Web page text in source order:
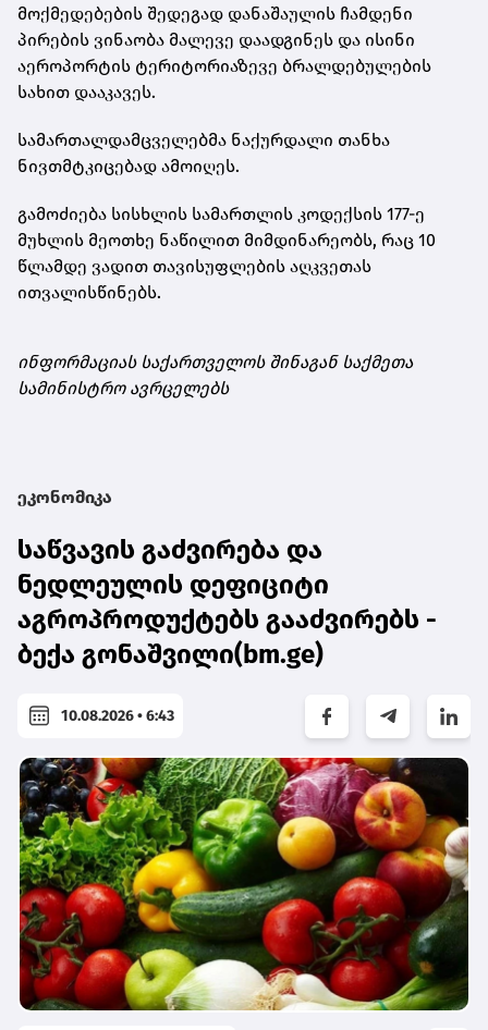
მოქმედებების შედეგად დანაშაულის ჩამდენი
პირების ვინაობა მალევე დაადგინეს და ისინი
აეროპორტის ტერიტორიაზევე ბრალდებულების
სახით დააკავეს.
სამართალდამცველებმა ნაქურდალი თანხა
ნივთმტკიცებად ამოიღეს.
გამოძიება სისხლის სამართლის კოდექსის 177-ე
მუხლის მეოთხე ნაწილით მიმდინარეობს, რაც 10
წლამდე ვადით თავისუფლების აღკვეთას
ითვალისწინებს.
ინფორმაციას საქართველოს შინაგან საქმეთა
სამინისტრო ავრცელებს
ეკონომიკა
საწვავის გაძვირება და
ნედლეულის დეფიციტი
აგროპროდუქტებს გააძვირებს -
ბექა გონაშვილი(bm.ge)
10.08.2026 • 6:43